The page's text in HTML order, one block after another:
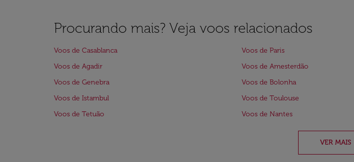
Procurando mais? Veja voos relacionados
Voos de Casablanca Voos de Paris
Voos de Agadir
Voos de Amesterdão
Voos de Genebra
Voos de Bolonha
Voos de Istambul
Voos de Toulouse
Voos de Tetuão
Voos de Nantes
VER MAIS